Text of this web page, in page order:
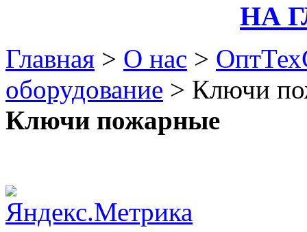
НА
Главная > О нас >
оборудование > Ключи
Ключи пожарные